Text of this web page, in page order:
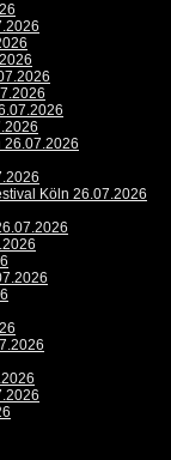
26.07.2026
Köln 26.07.2026